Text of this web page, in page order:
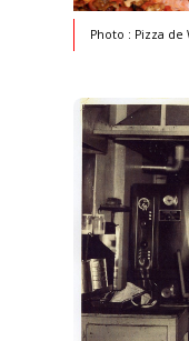
Photo : Pizza de